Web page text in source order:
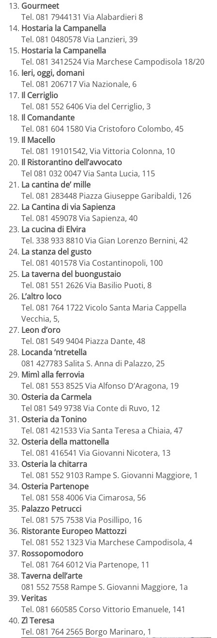
Gourmeet
Tel. 081 7944131 Via Alabardieri 8
Hostaria la Campanella
Tel. 081 0480578 Via Lanzieri, 39
Hostaria la Campanella
Tel. 081 3412524 Via Marchese Campodisola 18/20
Ieri, oggi, domani
Tel. 081 206717 Via Nazionale, 6
Il Cerriglio
Tel. 081 552 6406 Via del Cerriglio, 3
Il Comandante
Tel. 081 604 1580 Via Cristoforo Colombo, 45
Il Macello
Tel. 081 19101542, Via Vittoria Colonna, 10
Il Ristorantino dell’avvocato
Tel 081 032 0047 Via Santa Lucia, 115
La cantina de’ mille
Tel. 081 283448 Piazza Giuseppe Garibaldi, 126
La Cantina di via Sapienza
Tel. 081 459078 Via Sapienza, 40
La cucina di Elvira
Tel. 338 933 8810 Via Gian Lorenzo Bernini, 42
La stanza del gusto
Tel. 081 401578 Via Costantinopoli, 100
La taverna del buongustaio
Tel. 081 551 2626 Via Basilio Puoti, 8
L’altro loco
Tel. 081 764 1722 Vicolo Santa Maria Cappella
Vecchia, 5,
Leon d’oro
Tel. 081 549 9404 Piazza Dante, 48
Locanda ‘ntretella
081 427783 Salita S. Anna di Palazzo, 25
Mimì alla ferrovia
Tel. 081 553 8525 Via Alfonso D’Aragona, 19
Osteria da Carmela
Tel 081 549 9738 Via Conte di Ruvo, 12
Osteria da Tonino
Tel. 081 421533 Via Santa Teresa a Chiaia, 47
Osteria della mattonella
Tel. 081 416541 Via Giovanni Nicotera, 13
Osteria la chitarra
Tel. 081 552 9103 Rampe S. Giovanni Maggiore, 1
Osteria Partenope
Tel. 081 558 4006 Via Cimarosa, 56
Palazzo Petrucci
Tel. 081 575 7538 Via Posillipo, 16
Ristorante Europeo Mattozzi
Tel. 081 552 1323 Via Marchese Campodisola, 4
Rossopomodoro
Tel. 081 764 6012 Via Partenope, 11
Taverna dell’arte
081 552 7558 Rampe S. Giovanni Maggiore, 1a
Veritas
Tel. 081 660585 Corso Vittorio Emanuele, 141
Zì Teresa
Tel. 081 764 2565 Borgo Marinaro, 1